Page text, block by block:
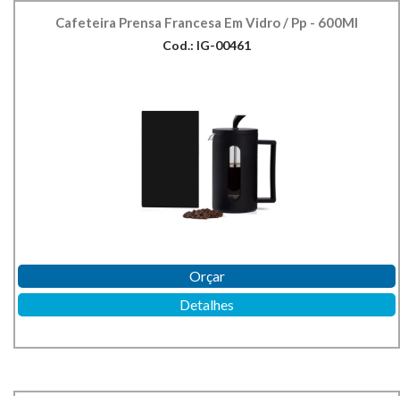
Cafeteira Prensa Francesa Em Vidro / Pp - 600Ml
Cod.: IG-00461
Orçar
Detalhes